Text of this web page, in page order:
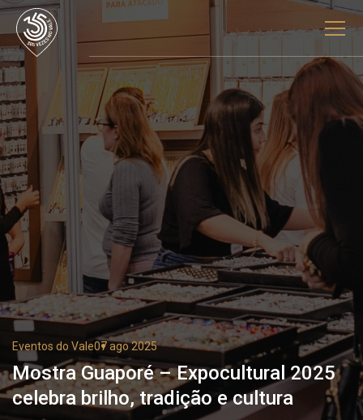
Eventos do Vale07 ago 2025
Mostra Guaporé – Expocultural 2025
celebra brilho, tradição e cultura